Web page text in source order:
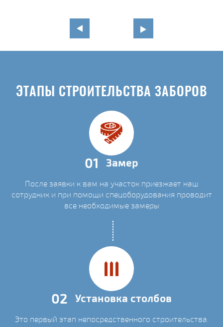
ЭТАПЫ СТРОИТЕЛЬСТВА ЗАБОРОВ
01 Замер
После заявки к вам на участок приезжает наш
сотрудник и при помощи спецоборудования проводит
все необходимые замеры
02 Установка столбов
Это первый этап непосредственного строительства.